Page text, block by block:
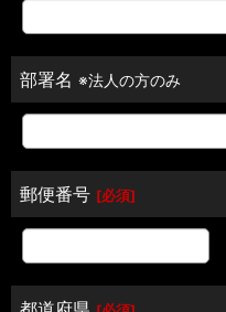
部署名 ※法人の方のみ
郵便番号 [必須]